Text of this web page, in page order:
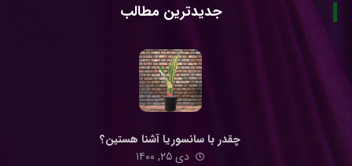
جدیدترین مطالب
چقدر با سانسوریا آشنا هستین؟
دی ۲۵, ۱۴۰۰